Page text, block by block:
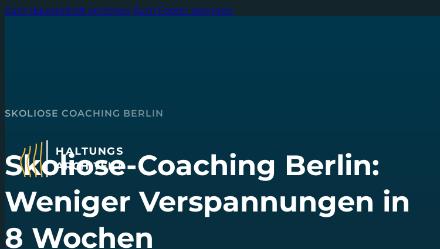
Zum Hauptinhalt springen Zum Footer springen
SKOLIOSE COACHING BERLIN
Skoliose-Coaching Berlin:
Weniger Verspannungen in
8 Wochen